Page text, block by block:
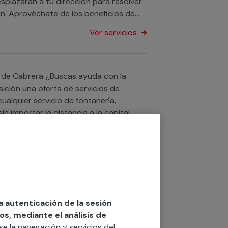
Aprovéchate de los beneficios de
Ver servicios
ayuda con la
una oferta de servicios de
servicio de fontanería,
importar la distancia a la capital,
autenticación de la sesión
mediante el análisis de